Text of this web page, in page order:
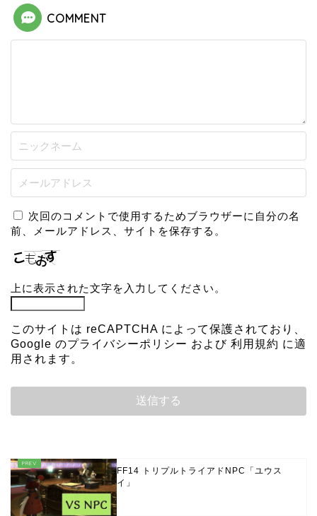
COMMENT
次回のコメントで使用するためブラウザーに自分の名
前、メールアドレス、サイトを保存する。
上に表示された文字を入力してください。
このサイトは reCAPTCHA によって保護されており、
Google のプライバシーポリシー および 利用規約 に適
用されます。
FF14 トリプルトライアドNPC「ユウス
イ」